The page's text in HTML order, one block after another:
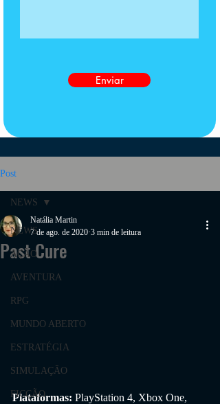
Enviar
Post
NEWS
AÇÃO
AVENTURA
RPG
MUNDO ABERTO
ESTRATÉGIA
SIMULAÇÃO
FICÇÃO
NEWS
Past Cure
Natália Martin
7 de ago. de 2020 3 min de leitura
Plataformas: PlayStation 4, Xbox One,